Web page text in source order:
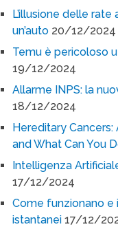
L’illusione delle
un’auto 20/12/2024
Temu è pericoloso
19/12/2024
Allarme INPS: la
18/12/2024
Hereditary Cancers:
and What Can You
Intelligenza
17/12/2024
Come funzionano e
istantanei 17/12/